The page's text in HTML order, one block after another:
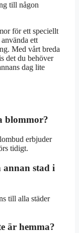
till någon
för ett speciellt
ett
Med vårt breda
det du behöver
dag lite
blommor?
erbjuder
tidigt.
stad i
till alla städer
är hemma?